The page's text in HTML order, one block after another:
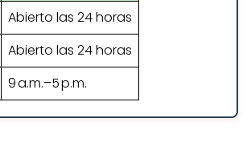
Abierto las 24 horas
Abierto las 24 horas
9 a.m.–5 p.m.